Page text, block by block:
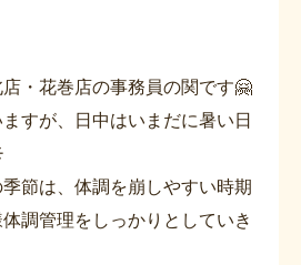
・花巻店の事務員の関です🤗
すが、日中はいまだに暑い日
節は、体調を崩しやすい時期
調管理をしっかりとしていき